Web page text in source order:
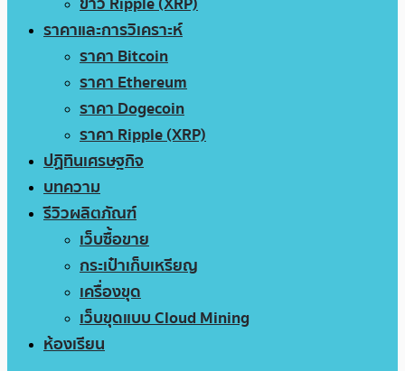
ราคาและการวิเคราะห์
ราคา Bitcoin
ราคา Ethereum
ราคา Dogecoin
ราคา Ripple (XRP)
ปฏิทินเศรษฐกิจ
บทความ
รีวิวผลิตภัณฑ์
เว็บซื้อขาย
กระเป๋าเก็บเหรียญ
เครื่องขุด
เว็บขุดแบบ Cloud Mining
ห้องเรียน